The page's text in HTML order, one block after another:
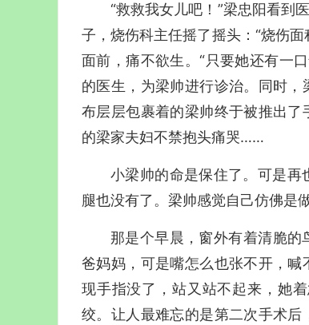
“救救我女儿吧！”梁忠阳看到
子，烧伤科主任摇了摇头：“烧伤
面前，痛不欲生。“只要她还有一
的医生，为梁帅进行诊治。同时
布层层包裹着的梁帅终于被推出
的梁家夫妇不禁抱头痛哭……
小梁帅的命是保住了。可是再
腿也没有了。梁帅感觉自己仿佛是
那是个早晨，窗外有着清脆
爸妈妈，可是嘴怎么也张不开，
现手指没了，站又站不起来，她
绞。让人最难忘的是第二次手术